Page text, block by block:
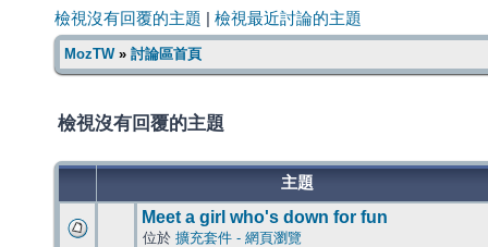
檢視沒有回覆的主題 檢視最近討論的主題
MozTW» 討論區首頁
檢視沒有回覆的主題
主題
Meet a girl who's down for fun
位於 擴充套件 - 網頁瀏覽